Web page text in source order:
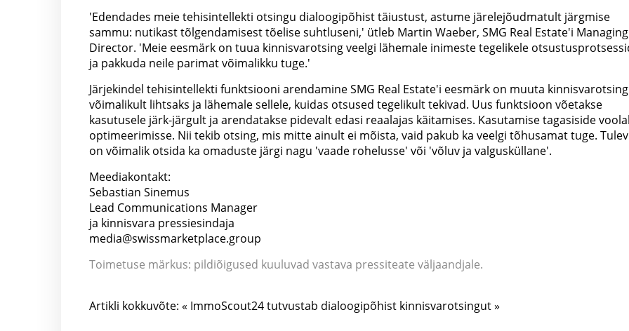
'Edendades meie tehisintellekti otsingu dialoogipõhist täiustust, astume järelejõudmatult järgmise
sammu: nutikast tõlgendamisest tõelise suhtluseni,' ütleb Martin Waeber, SMG Real Estate'i Managing
Director. 'Meie eesmärk on tuua kinnisvarotsing veelgi lähemale inimeste tegelikele
ja pakkuda neile parimat võimalikku tuge.'
Järjekindel tehisintellekti funktsiooni arendamine SMG Real Estate'i eesmärk on muuta kinnisvarotsing
võimalikult lihtsaks ja lähemale sellele, kuidas otsused tegelikult tekivad. Uus funktsioon võetakse
kasutusele järk-järgult ja arendatakse pidevalt edasi reaalajas käitamises. Kasutamise tagasiside
optimeerimisse. Nii tekib otsing, mis mitte ainult ei mõista, vaid pakub ka veelgi tõhusamat tuge.
on võimalik otsida ka omaduste järgi nagu 'vaade rohelusse' või 'võluv ja valgusküllane'.
Meediakontakt:
Sebastian Sinemus
Lead Communications Manager
ja kinnisvara pressiesindaja
media@swissmarketplace.group
Toimetuse märkus: pildiõigused kuuluvad vastava pressiteate väljaandjale.
Artikli kokkuvõte: « ImmoScout24 tutvustab dialoogipõhist kinnisvarotsingut »